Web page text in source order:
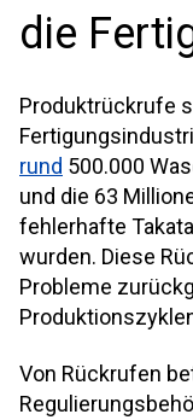
die
Produktrückrufe
rund 500.000
und die 63
fehlerhafte
wurden. Diese
Probleme
Von Rückrufen